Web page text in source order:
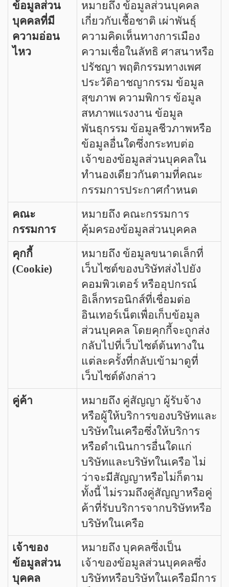
ข้อมูลส่วน
บุคคลที่มี
ความอ่อน
ไหว
หมายถึง ข้อมูลส่วนบุคคล
เกี่ยวกับเชื้อชาติ เผ่าพันธุ์
ความคิดเห็นทางการเมือง
ความเชื่อในลัทธิ ศาสนาหรือ
ปรัชญา พฤติกรรมทางเพศ
ประวัติอาชญากรรม ข้อมูล
สุขภาพ ความพิการ ข้อมูล
สหภาพแรงงาน ข้อมูล
พันธุกรรม ข้อมูลชีวภาพหรือ
ข้อมูลอื่นใดซึ่งกระทบต่อ
เจ้าของข้อมูลส่วนบุคคลใน
ทำนองเดียวกันตามที่คณะ
กรรมการประกาศกำหนด
คณะ
กรรมการ
หมายถึง คณะกรรมการ
คุ้มครองข้อมูลส่วนบุคคล
คุกกี้
(Cookie)
หมายถึง ข้อมูลขนาดเล็กที่
เว็บไซต์ของบริษัทส่งไปยัง
คอมพิวเตอร์ หรืออุปกรณ์
อิเล็กทรอนิกส์ที่เชื่อมต่อ
อินเทอร์เน็ตเพื่อเก็บข้อมูล
ส่วนบุคคล โดยคุกกี้จะถูกส่ง
กลับไปที่เว็บไซต์ต้นทางใน
แต่ละครั้งที่กลับเข้ามาดูที่
เว็บไซต์ดังกล่าว
คู่ค้า
หมายถึง คู่สัญญา ผู้รับจ้าง
หรือผู้ให้บริการของบริษัทและ
บริษัทในเครือซึ่งให้บริการ
หรือดำเนินการอื่นใดแก่
บริษัทและบริษัทในเครือ ไม่
ว่าจะมีสัญญาหรือไม่ก็ตาม
ทั้งนี้ ไม่รวมถึงคู่สัญญาหรือคู่
ค้าที่รับบริการจากบริษัทหรือ
บริษัทในเครือ
เจ้าของ
ข้อมูลส่วน
บุคคล
หมายถึง บุคคลซึ่งเป็น
เจ้าของข้อมูลส่วนบุคคลซึ่ง
บริษัทหรือบริษัทในเครือมีการ